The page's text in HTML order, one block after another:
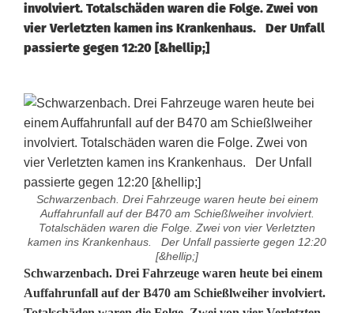
involviert. Totalschäden waren die Folge. Zwei von
vier Verletzten kamen ins Krankenhaus. Der Unfall
passierte gegen 12:20 [&hellip;]
Schwarzenbach. Drei Fahrzeuge waren heute bei einem
Auffahrunfall auf der B470 am Schießlweiher involviert.
Totalschäden waren die Folge. Zwei von vier Verletzten
kamen ins Krankenhaus. Der Unfall passierte gegen 12:20
[&hellip;]
A
u
Schwarzenbach. Drei Fahrzeuge waren heute bei einem
Auffahrunfall auf der B470 am Schießlweiher involviert.